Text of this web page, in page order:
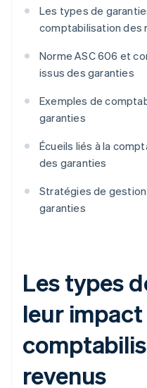
Les types de
comptabilisation des
Norme ASC 606 et
issus des garanties
Exemples de
garanties
Écueils liés à la
des garanties
Stratégies de
garanties
Les types
leur impact
revenus